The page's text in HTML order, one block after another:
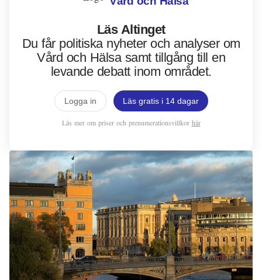
Utbildning
Vård och Hälsa
Läs Altinget
Du får politiska nyheter och analyser om
Vård och Hälsa samt tillgång till en
levande debatt inom området.
Logga in Läs gratis i 14 dagar
Läs mer om priser och prenumerationsvillkor här